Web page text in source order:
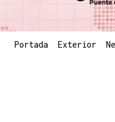
Portada Exterior